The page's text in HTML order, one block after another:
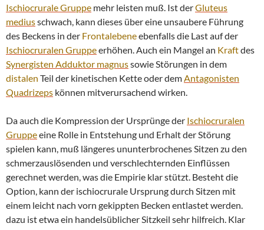
Ischiocrurale Gruppe mehr leisten muß. Ist derGluteus
mediusschwach, kann dieses über eine unsaubere Führung
des Beckens in der Frontalebeneebenfalls die Last auf der
Ischiocruralen Gruppeerhöhen. Auch ein Mangel an Kraftdes
Synergisten Adduktor magnussowie Störungen in dem
distalen Teil der kinetischen Kette oder demAntagonisten
Quadrizeps können mitverursachend wirken.
Da auch die Kompression der Ursprünge der Ischiocruralen
Gruppeeine Rolle in Entstehung und Erhalt der Störung
spielen kann, muß längeres ununterbrochenes Sitzen zu den
schmerzauslösenden und verschlechternden Einflüssen
gerechnet werden, was die Empirie klar stützt. Besteht die
Option, kann der ischiocrurale Ursprung durch Sitzen mit
einem leicht nach vorn gekippten Becken entlastet werden.
dazu ist etwa ein handelsüblicher Sitzkeil sehr hilfreich. Klar